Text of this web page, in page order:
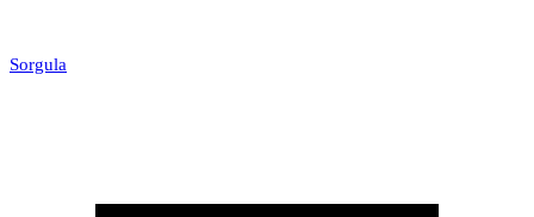
Sorgula